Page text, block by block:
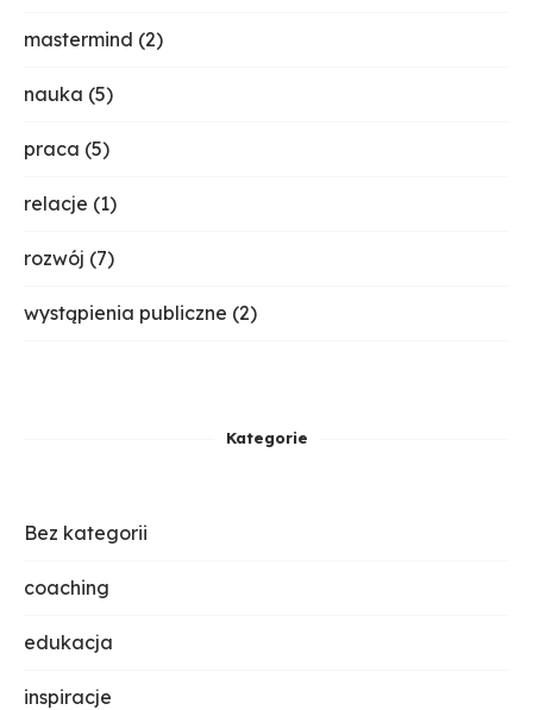
mastermind (2)
nauka (5)
praca (5)
relacje (1)
rozwój (7)
wystąpienia publiczne (2)
Kategorie
Bez kategorii
coaching
edukacja
inspiracje